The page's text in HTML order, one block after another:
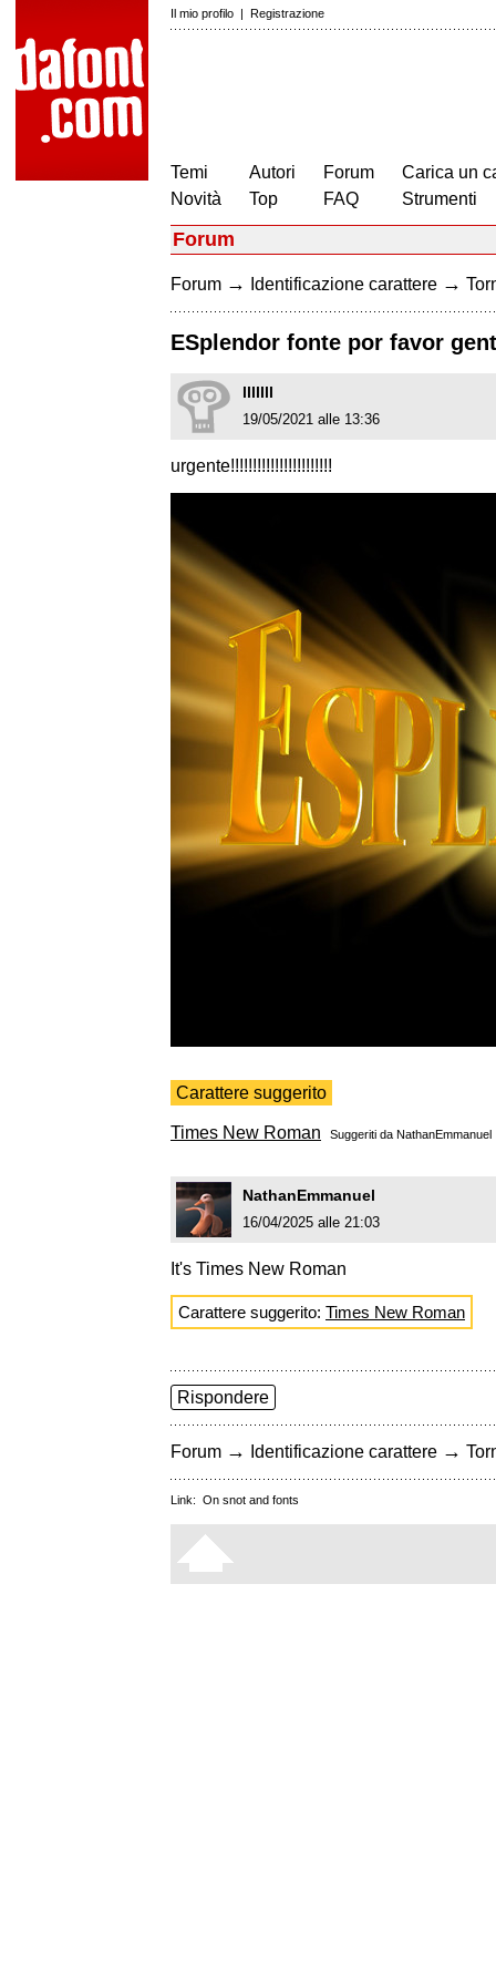
Il mio profilo | Registrazione
Temi
Novità
Autori
Top
Forum
FAQ
Carica un
Strumenti
Forum
Forum → Identificazione carattere →
ESplendor fonte por favor
lllllll
19/05/2021 alle 13:36
urgente!!!!!!!!!!!!!!!!!!!!!!!
Carattere suggerito
Times New Roman Suggeriti da NathanEmmanuel
NathanEmmanuel
16/04/2025 alle 21:03
It's Times New Roman
Carattere suggerito: Times New Roman
Rispondere
Forum → Identificazione carattere →
Link: On snot and fonts